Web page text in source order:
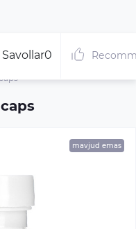
Savollar0
mavjud emas